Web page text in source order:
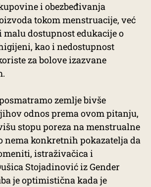
i obezbeđivanja
tokom menstruacije, već
malu dostupnost edukacije o
kao i nedostupnost
za bolove izazvane
zemlje bivše
odnos prema ovom pitanju,
stopu poreza na menstrualne
nema konkretnih pokazatelja da
istraživačica i
Stojadinović iz Gender
je optimistična kada je